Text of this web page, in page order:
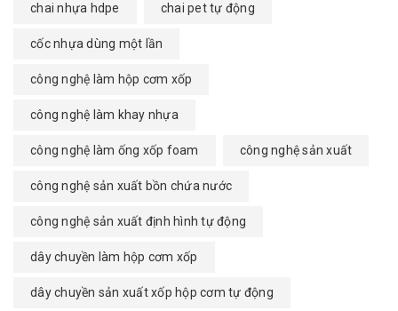
chai nhựa hdpe chai pet tự động
cốc nhựa dùng một lần
công nghệ làm hộp cơm xốp
công nghệ làm khay nhựa
công nghệ làm ống xốp foam công nghệ sản xuất
công nghệ sản xuất bồn chứa nước
công nghệ sản xuất định hình tự động
dây chuyền làm hộp cơm xốp
dây chuyền sản xuất xốp hộp cơm tự động